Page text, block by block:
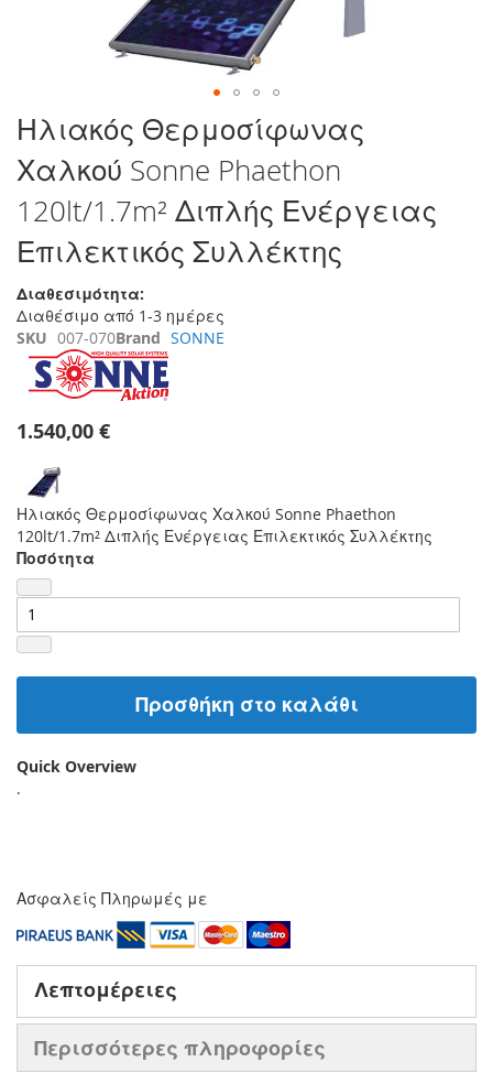
Μετάβαση
στην
αρχή
της
συλλογής
εικόνων
Ηλιακός Θερμοσίφωνας
Χαλκού Sonne Phaethon
120lt/1.7m² Διπλής Ενέργειας
Επιλεκτικός Συλλέκτης
Διαθεσιμότητα:
Διαθέσιμο από 1-3 ημέρες
SKU 007-070Brand SONNE
1.540,00 €
Ηλιακός Θερμοσίφωνας Χαλκού Sonne Phaethon
120lt/1.7m² Διπλής Ενέργειας Επιλεκτικός Συλλέκτης
Ποσότητα
Προσθήκη στο καλάθι
Quick Overview
.
Ασφαλείς Πληρωμές με
Λεπτομέρειες
Περισσότερες πληροφορίες